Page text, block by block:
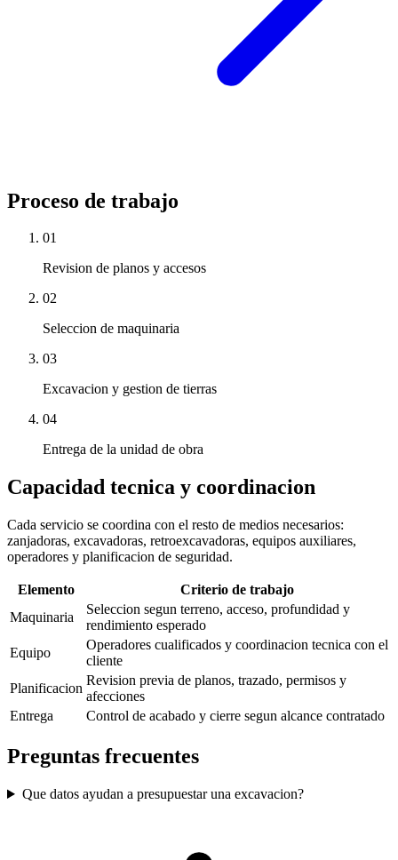
Proceso de trabajo
01
Revision de planos y accesos
02
Seleccion de maquinaria
03
Excavacion y gestion de tierras
04
Entrega de la unidad de obra
Capacidad tecnica y coordinacion
Cada servicio se coordina con el resto de medios necesarios:
zanjadoras, excavadoras, retroexcavadoras, equipos auxiliares,
operadores y planificacion de seguridad.
Elemento
Criterio de trabajo
Maquinaria
Seleccion segun terreno, acceso, profundidad y
rendimiento esperado
Equipo
Operadores cualificados y coordinacion tecnica con el
cliente
Planificacion
Revision previa de planos, trazado, permisos y
afecciones
Entrega
Control de acabado y cierre segun alcance contratado
Preguntas frecuentes
Que datos ayudan a presupuestar una excavacion?